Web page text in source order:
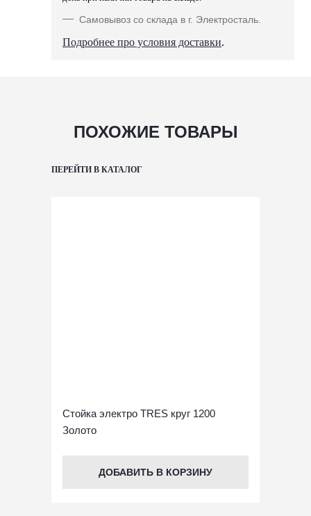
Самовывоз со склада в г. Электросталь.
Подробнее про условия доставки.
ПОХОЖИЕ ТОВАРЫ
ПЕРЕЙТИ В КАТАЛОГ
Стойка электро TRES круг 1200
Золото
ДОБАВИТЬ В КОРЗИНУ